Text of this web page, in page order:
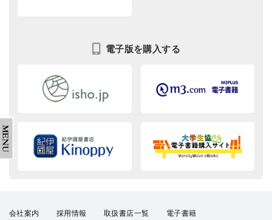
電子版を購入する
会社案内 採用情報 取扱書店一覧 電子書籍